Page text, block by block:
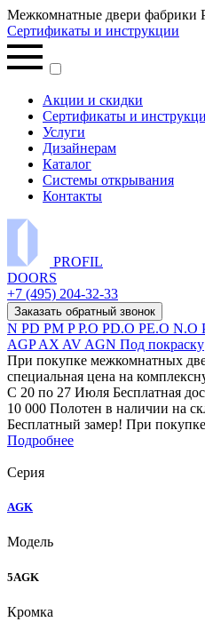
Межкомнатные двери фабрики
Сертификаты и инструкции
Акции и скидки
Сертификаты и
Услуги
Дизайнерам
Каталог
Системы открывания
Контакты
PROFIL
DOORS
+7 (495) 204-32-33
Заказать обратный звонок
N PD PM PP.O PD.O PE.O N.O
AGPAX AV AGN Под покраску
При покупке межкомнатных
специальная цена на
С 20 по 27 Июля Бесплатная
10 000 Полотен в наличии на
Бесплатный замер! При
Подробнее
Серия
AGK
Модель
5AGK
Кромка